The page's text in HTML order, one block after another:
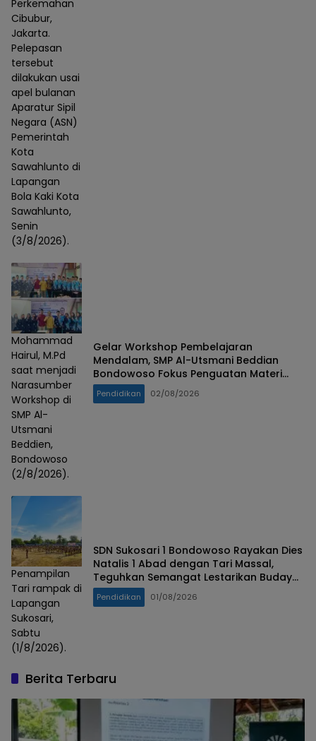
Perkemahan
Cibubur,
Jakarta.
Pelepasan
tersebut
dilakukan usai
apel bulanan
Aparatur Sipil
Negara (ASN)
Pemerintah
Kota
Sawahlunto di
Lapangan
Bola Kaki Kota
Sawahlunto,
Senin
(3/8/2026).
Mohammad
Hairul, M.Pd
saat menjadi
Narasumber
Workshop di
SMP Al-
Utsmani
Beddien,
Bondowoso
(2/8/2026).
Gelar Workshop Pembelajaran
Mendalam, SMP Al-Utsmani Beddian
Bondowoso Fokus Penguatan Materi
Esensial
Pendidikan 02/08/2026
Penampilan
Tari rampak di
Lapangan
Sukosari,
Sabtu
(1/8/2026).
SDN Sukosari 1 Bondowoso Rayakan Dies
Natalis 1 Abad dengan Tari Massal,
Teguhkan Semangat Lestarikan Budaya
Nusantara
Pendidikan 01/08/2026
Berita Terbaru